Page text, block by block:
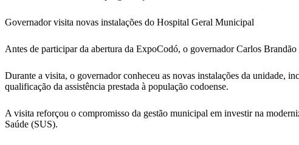
Governador visita novas instalações do Hospital Geral Municipal
Antes de participar da abertura da ExpoCodó, o governador Carlos
Durante a visita, o governador conheceu as novas instalações da unidade,
qualificação da assistência prestada à população codoense.
A visita reforçou o compromisso da gestão municipal em investir na
Saúde (SUS).